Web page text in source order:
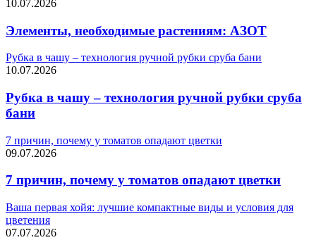
10.07.2026
Элементы, необходимые растениям: АЗОТ
Рубка в чашу – технология ручной рубки сруба бани
10.07.2026
Рубка в чашу – технология ручной рубки сруба
бани
7 причин, почему у томатов опадают цветки
09.07.2026
7 причин, почему у томатов опадают цветки
Ваша первая хойя: лучшие компактные виды и условия для
цветения
07.07.2026